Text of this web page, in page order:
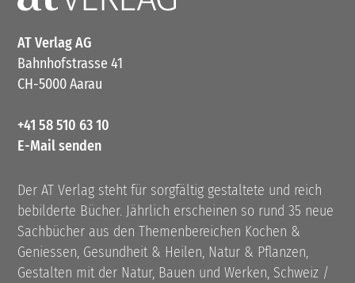
AT Verlag AG
Bahnhofstrasse 41
CH-5000 Aarau
+41 58 510 63 10
E-Mail senden
Der AT Verlag steht für sorgfältig gestaltete und reich
bebilderte Bücher. Jährlich erscheinen so rund 35 neue
Sachbücher aus den Themenbereichen Kochen &
Geniessen, Gesundheit & Heilen, Natur & Pflanzen,
Gestalten mit der Natur, Bauen und Werken, Schweiz /